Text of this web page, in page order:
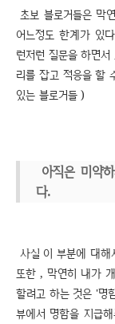
초보 블로거들은 막
어느정도 한계가 있
런저런 질문을 하면
리를 잡고 적응을 할
있는 블로거들 )
아직은 미약
다.
사실 이 부분에 대해
또한 , 막연히 내가
할려고 하는 것은 '명
뷰에서 명함을 지급